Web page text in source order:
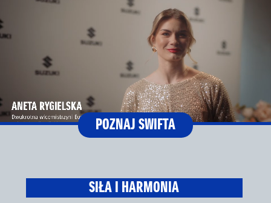
POZNAJ SWIFTA
SIŁA I HARMONIA